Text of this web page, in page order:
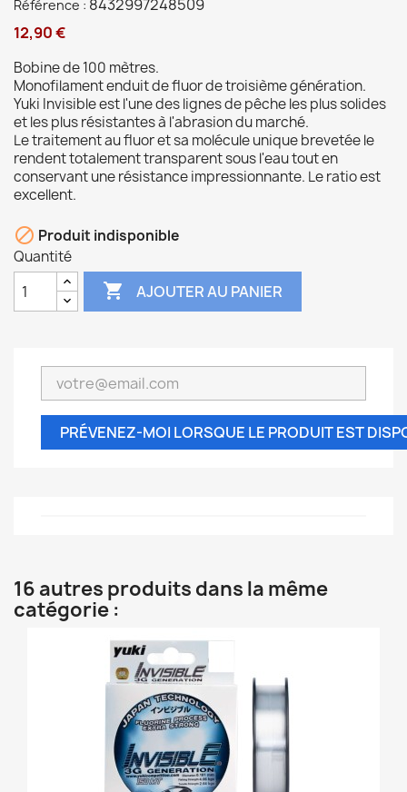
Référence : 8432997248509
12,90 €
Bobine de 100 mètres.
Monofilament enduit de fluor de troisième génération.
Yuki Invisible est l'une des lignes de pêche les plus solides
et les plus résistantes à l'abrasion du marché.
Le traitement au fluor et sa molécule unique brevetée le
rendent totalement transparent sous l'eau tout en
conservant une résistance impressionnante. Le ratio est
excellent.
 Produit indisponible
Quantité
 AJOUTER AU PANIER
PRÉVENEZ-MOI LORSQUE LE PRODUIT EST
16 autres produits dans la même
catégorie :